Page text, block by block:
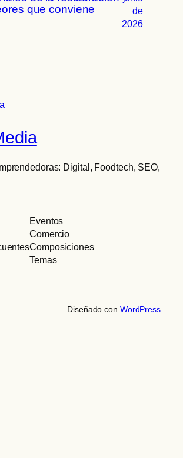
que conviene
de
2026
Digital, Foodtech, SEO,
Eventos
Comercio
Composiciones
Temas
Diseñado con WordPress